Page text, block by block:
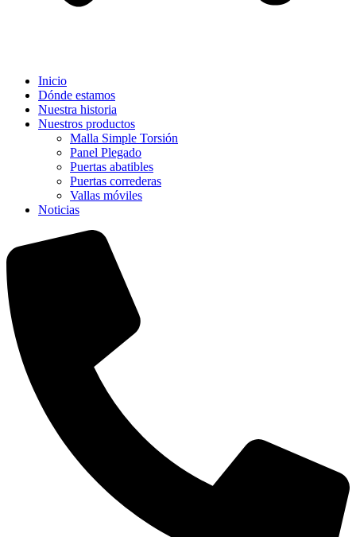
Inicio
Dónde estamos
Nuestra historia
Nuestros productos
Malla Simple Torsión
Panel Plegado
Puertas abatibles
Puertas correderas
Vallas móviles
Noticias